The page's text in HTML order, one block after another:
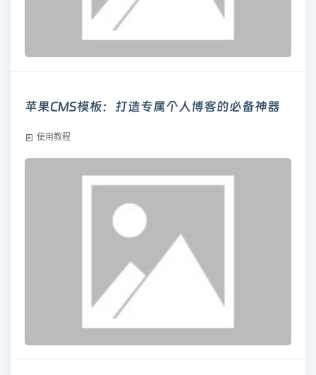
苹果CMS模板：打造专属个人博客的必备神器
使用教程